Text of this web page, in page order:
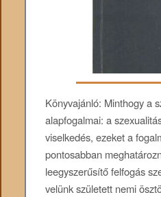
Könyvajánló: Minthogy a
alapfogalmai: a
viselkedés, ezeket a
pontosabban
leegyszerűsítő felfogás
velünk született nemi